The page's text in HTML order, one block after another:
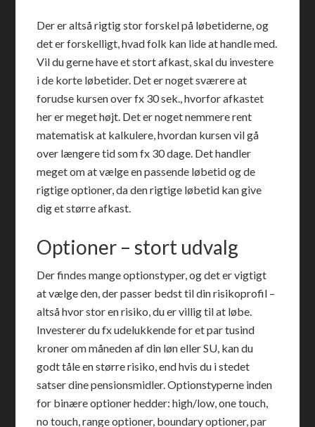
Der er altså rigtig stor forskel på løbetiderne, og
det er forskelligt, hvad folk kan lide at handle med.
Vil du gerne have et stort afkast, skal du investere
i de korte løbetider. Det er noget sværere at
forudse kursen over fx 30 sek., hvorfor afkastet
her er meget højt. Det er noget nemmere rent
matematisk at kalkulere, hvordan kursen vil gå
over længere tid som fx 30 dage. Det handler
meget om at vælge en passende løbetid og de
rigtige optioner, da den rigtige løbetid kan give
dig et større afkast.
Optioner – stort udvalg
Der findes mange optionstyper, og det er vigtigt
at vælge den, der passer bedst til din risikoprofil –
altså hvor stor en risiko, du er villig til at løbe.
Investerer du fx udelukkende for et par tusind
kroner om måneden af din løn eller SU, kan du
godt tåle en større risiko, end hvis du i stedet
satser dine pensionsmidler. Optionstyperne inden
for binære optioner hedder: high/low, one touch,
no touch, range optioner, boundary optioner, par